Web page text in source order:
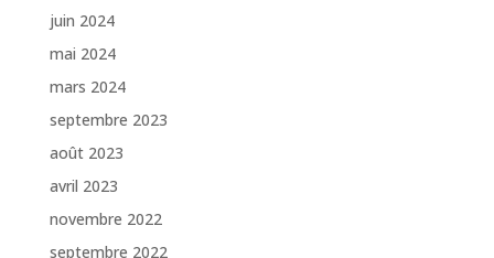
juin 2024
mai 2024
mars 2024
septembre 2023
août 2023
avril 2023
novembre 2022
septembre 2022